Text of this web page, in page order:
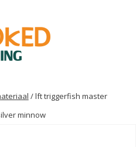
/ lft triggerfish master
minnow